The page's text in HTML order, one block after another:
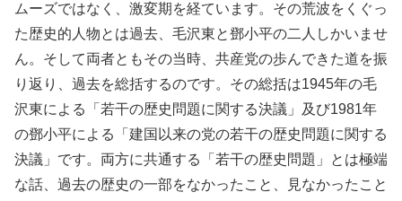
ムーズではなく、激変期を経ています。その荒波をくぐっ
た歴史的人物とは過去、毛沢東と鄧小平の二人しかいませ
ん。そして両者ともその当時、共産党の歩んできた道を振
り返り、過去を総括するのです。その総括は1945年の毛
沢東による「若干の歴史問題に関する決議」及び1981年
の鄧小平による「建国以来の党の若干の歴史問題に関する
決議」です。両方に共通する「若干の歴史問題」とは極端
な話、過去の歴史の一部をなかったこと、見なかったこと